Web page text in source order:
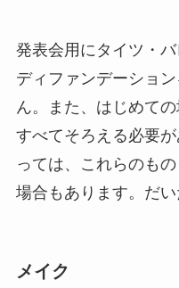
発表会用にタイツ・
ディファンデーショ
ん。また、はじめて
すべてそろえる必要
っては、これらのも
場合もあります。だい
メイク